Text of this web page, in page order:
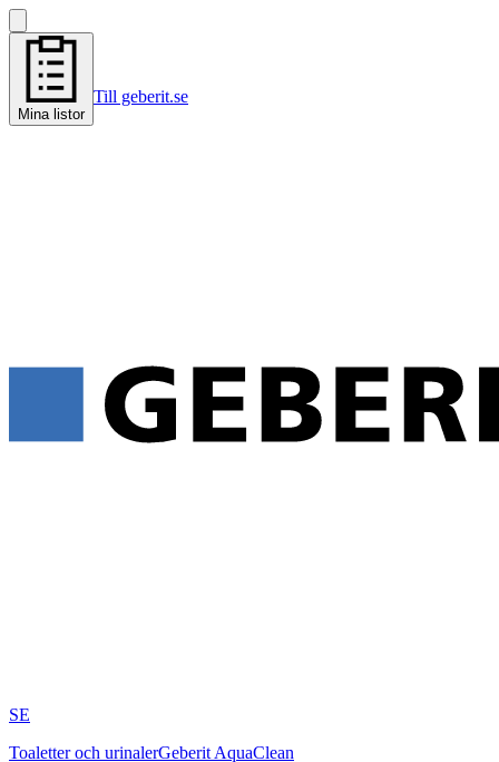
Mina listor
Till geberit.se
SE
Toaletter och urinalerGeberit AquaClean